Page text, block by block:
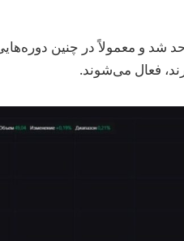
شد و معمولاً در چنین
فعال می‌شوند.